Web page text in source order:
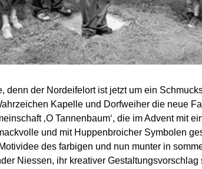
denn der Nordeifelort ist jetzt um ein
Kapelle und Dorfweiher die neue
‚O Tannenbaum‘, die im Advent mit
und mit Huppenbroicher Symbolen
des farbigen und nun munter in
Niessen, ihr kreativer